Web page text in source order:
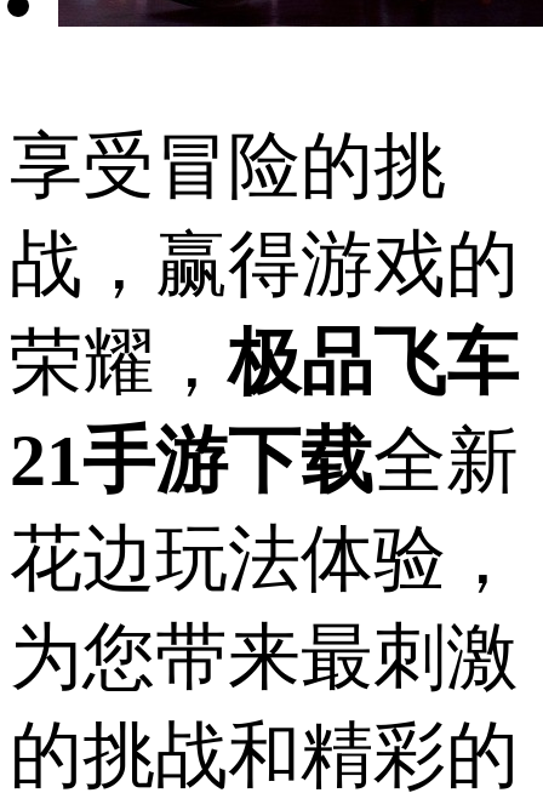
享受冒险的挑
战，赢得游戏的
荣耀，极品飞车
21手游下载全新
花边玩法体验，
为您带来最刺激
的挑战和精彩的